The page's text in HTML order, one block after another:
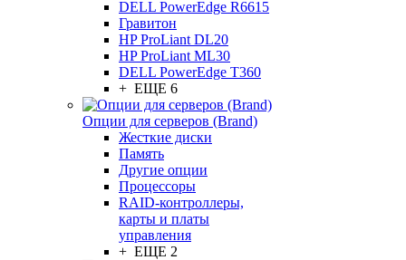
DELL PowerEdge R6615
Гравитон
HP ProLiant DL20
HP ProLiant ML30
DELL PowerEdge T360
+ ЕЩЕ 6
Опции для серверов (Brand)
Жесткие диски
Память
Другие опции
Процессоры
RAID-контроллеры,
карты и платы
управления
+ ЕЩЕ 2